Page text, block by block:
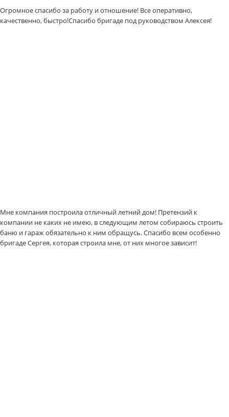
Огромное спасибо за работу и отношение! Все оперативно,
качественно, быстро!Спасибо бригаде под руководством Алексея!
Мне компания построила отличный летний дом! Претензий к
компании не каких не имею, в следующим летом собираюсь строить
баню и гараж обязательно к ним обращусь. Спасибо всем особенно
бригаде Сергея, которая строила мне, от них многое зависит!